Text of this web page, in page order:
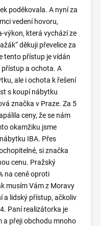
poděkovala. A nyní za
vedení hovoru,
výkon, která vychází ze
děkuji převelice za
tento přístup je vídán
a ochota. A
ale i ochota k řešení
s koupí nábytku
značka v Praze. Za 5
ceny, že se nám
okamžiku jsme
IBA. Přes
si značka
cenu. Pražský
na ceně oproti
musím Vám z Moravy
a lidský přístup, ačkoliv
Paní realizátorka je
a přeji obchodu mnoho